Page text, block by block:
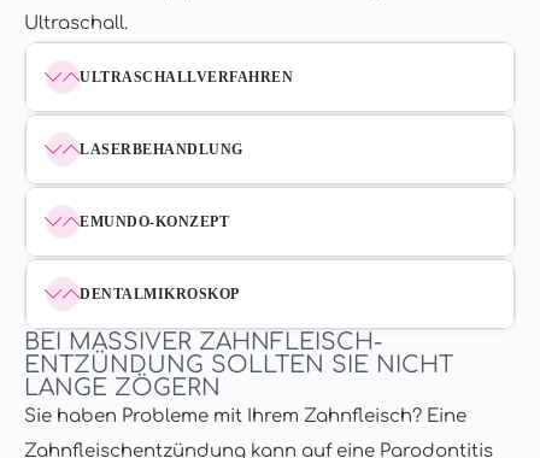
Ultraschall.
ULTRASCHALLVERFAHREN
LASERBEHANDLUNG
EMUNDO-KONZEPT
DENTALMIKROSKOP
BEI MASSIVER ZAHNFLEISCH­
ENTZÜNDUNG SOLLTEN SIE NICHT
LANGE ZÖGERN
Sie haben Probleme mit Ihrem Zahnfleisch? Eine
Zahnfleischentzündung kann auf eine Parodontitis